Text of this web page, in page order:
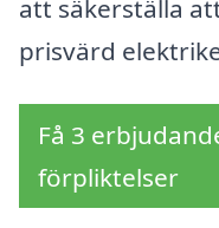
att säkerställa
prisvärd
Få 3
förpliktelser